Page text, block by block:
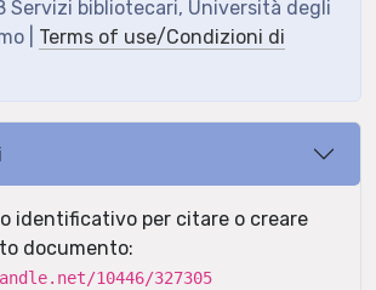
Servizi bibliotecari, Università degli
| Terms of use/Condizioni di
identificativo per citare o creare
documento:
10446/327305